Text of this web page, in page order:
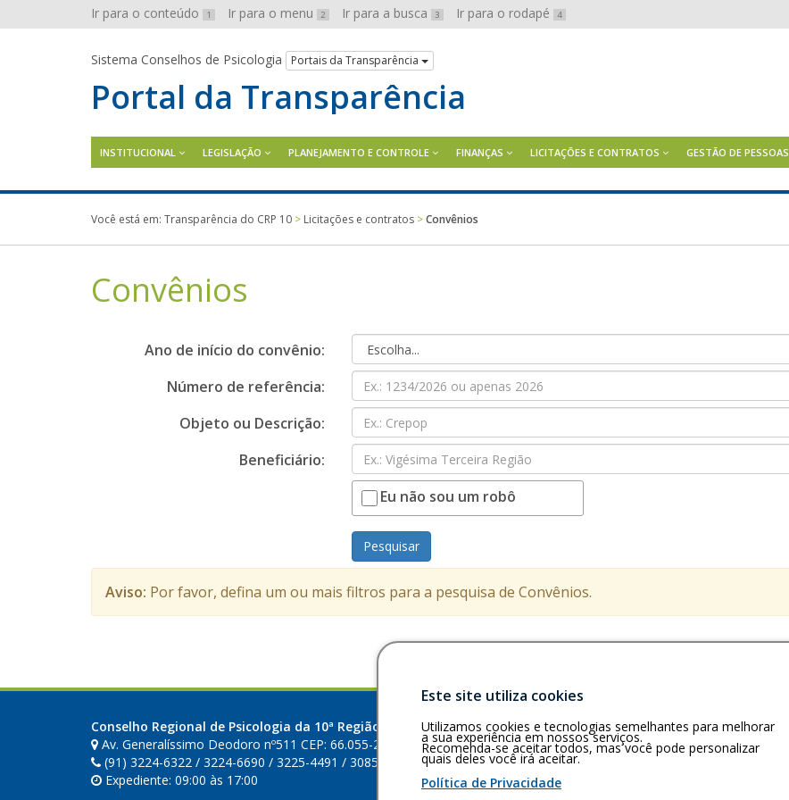
Ir para o conteúdo 1 Ir para o menu 2 Ir para a busca 3 Ir para o rodapé 4
Sistema Conselhos de Psicologia Portais da Transparência
Portal da Transparência
INSTITUCIONAL LEGISLAÇÃO PLANEJAMENTO E CONTROLE FINANÇAS LICITAÇÕES E CONTRATOS GESTÃO DE PESSOAS
Você está em: Transparência do CRP 10 > Licitações e contratos >Convênios
Convênios
Ano de início do convênio:
Número de referência:
Objeto ou Descrição:
Beneficiário:
Eu não sou um robô
Pesquisar
Aviso: Por favor, defina um ou mais filtros para a pesquisa de Convênios.
Conselho Regional de Psicologia da 10ª Região (PA e AP)
Av. Generalíssimo Deodoro nº511 CEP: 66.055-240
(91) 3224-6322 / 3224-6690 / 3225-4491 / 3085-4961
Expediente: 09:00 às 17:00
Buscar
Este site utiliza cookies
Utilizamos cookies e tecnologias semelhantes para melhorar
a sua experiência em nossos serviços.
Recomenda-se aceitar todos, mas você pode personalizar
quais deles você irá aceitar.
Política de Privacidade